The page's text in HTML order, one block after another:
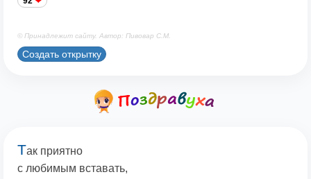
© Принадлежит сайту. Автор: Пивовар С.М.
Создать открытку
Так приятно
с любимым вставать,